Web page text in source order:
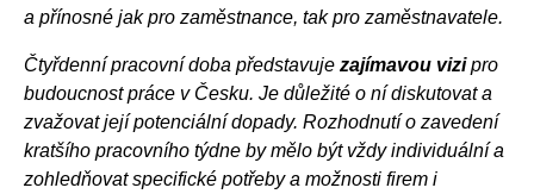
a přínosné jak pro zaměstnance, tak pro zaměstnavatele.
Čtyřdenní pracovní doba představuje zajímavou vizipro
budoucnost práce v Česku. Je důležité o ní diskutovat a
zvažovat její potenciální dopady. Rozhodnutí o zavedení
kratšího pracovního týdne by mělo být vždy individuální a
zohledňovat specifické potřeby a možnosti firem i